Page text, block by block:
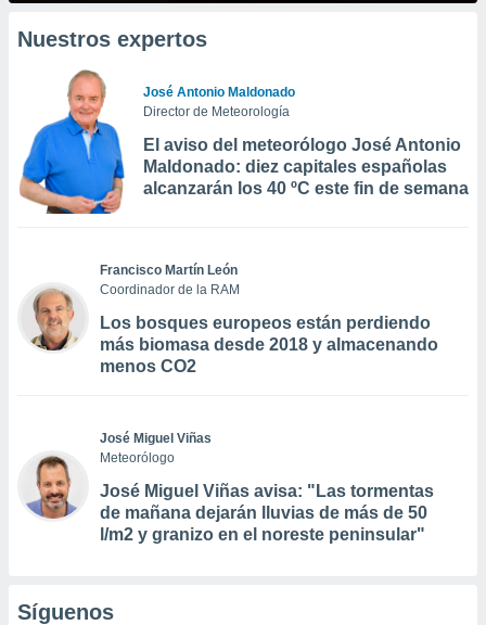
Nuestros expertos
José Antonio Maldonado
Director de Meteorología
El aviso del meteorólogo José Antonio
Maldonado: diez capitales españolas
alcanzarán los 40 ºC este fin de semana
Francisco Martín León
Coordinador de la RAM
Los bosques europeos están perdiendo
más biomasa desde 2018 y almacenando
menos CO2
José Miguel Viñas
Meteorólogo
José Miguel Viñas avisa: "Las tormentas
de mañana dejarán lluvias de más de 50
l/m2 y granizo en el noreste peninsular"
Síguenos